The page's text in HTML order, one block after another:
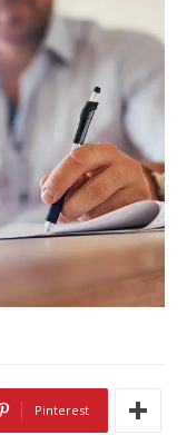
Pinterest